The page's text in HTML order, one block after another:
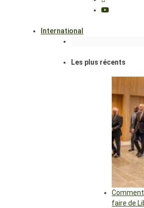
International
Les plus récents
faire de